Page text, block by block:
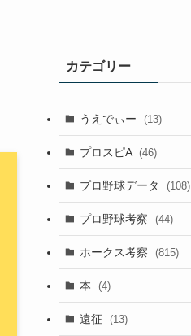
カテゴリー
うえでぃー (13)
プロスピA (46)
プロ野球データ (108)
プロ野球考察 (44)
ホークス考察 (815)
本 (4)
遠征 (13)